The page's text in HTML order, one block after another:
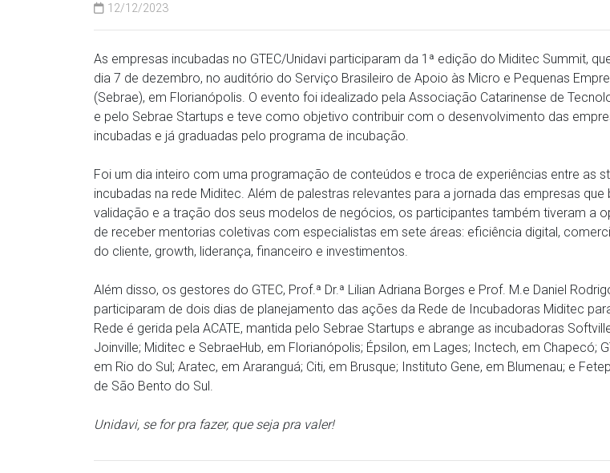
12/12/2023
As empresas incubadas no GTEC/Unidavi participaram da 1ª edição do Miditec Summit,
dia 7 de dezembro, no auditório do Serviço Brasileiro de Apoio às Micro e Pequenas
(Sebrae), em Florianópolis. O evento foi idealizado pela Associação Catarinense de
e pelo Sebrae Startups e teve como objetivo contribuir com o desenvolvimento das
incubadas e já graduadas pelo programa de incubação.
Foi um dia inteiro com uma programação de conteúdos e troca de experiências entre as
incubadas na rede Miditec. Além de palestras relevantes para a jornada das empresas que
validação e a tração dos seus modelos de negócios, os participantes também tiveram a
de receber mentorias coletivas com especialistas em sete áreas: eficiência digital,
do cliente, growth, liderança, financeiro e investimentos.
Além disso, os gestores do GTEC, Prof.ª Dr.ª Lilian Adriana Borges e Prof. M.e Daniel
participaram de dois dias de planejamento das ações da Rede de Incubadoras Miditec
Rede é gerida pela ACATE, mantida pelo Sebrae Startups e abrange as incubadoras
Joinville; Miditec e SebraeHub, em Florianópolis; Épsilon, em Lages; Inctech, em Chapecó;
em Rio do Sul; Aratec, em Araranguá; Citi, em Brusque; Instituto Gene, em Blumenau; e
de São Bento do Sul.
Unidavi, se for pra fazer, que seja pra valer!